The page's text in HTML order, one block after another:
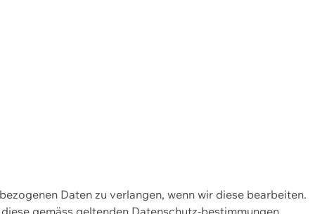
Daten zu verlangen, wenn wir diese bearbeiten.
gemäss geltenden Datenschutz-bestimmungen